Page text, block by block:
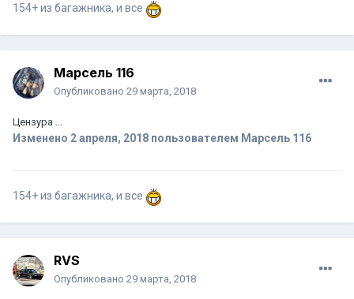
154+ из багажника, и все
Марсель 116
Опубликовано 29 марта, 2018
Цензура ...
Изменено 2 апреля, 2018 пользователем Марсель 116
154+ из багажника, и все
RVS
Опубликовано 29 марта, 2018